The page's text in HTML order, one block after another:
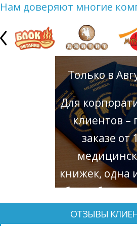
Нам доверяют многие
Только в
Для
клиентов –
заказе от
книжек, одна
будет
ОТЗЫВЫ